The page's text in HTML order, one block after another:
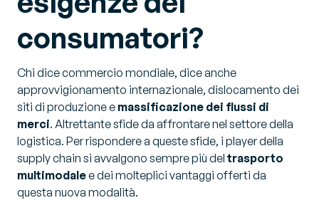
consumatori?
Chi dice commercio mondiale, dice anche
approvvigionamento internazionale, dislocamento dei
siti di produzione e massificazione dei flussi di
merci. Altrettante sfide da affrontare nel settore della
logistica. Per rispondere a queste sfide, i player della
supply chain si avvalgono sempre più del trasporto
multimodalee dei molteplici vantaggi offerti da
questa nuova modalità.